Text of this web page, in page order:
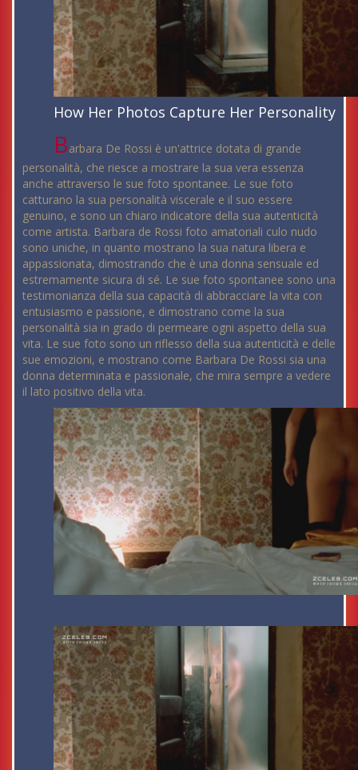
How Her Photos Capture Her Personality
Barbara De Rossi è un'attrice dotata di grande
personalità, che riesce a mostrare la sua vera essenza
anche attraverso le sue foto spontanee. Le sue foto
catturano la sua personalità viscerale e il suo essere
genuino, e sono un chiaro indicatore della sua autenticità
come artista. Barbara de Rossi foto amatoriali culo nudo
sono uniche, in quanto mostrano la sua natura libera e
appassionata, dimostrando che è una donna sensuale ed
estremamente sicura di sé. Le sue foto spontanee sono una
testimonianza della sua capacità di abbracciare la vita con
entusiasmo e passione, e dimostrano come la sua
personalità sia in grado di permeare ogni aspetto della sua
vita. Le sue foto sono un riflesso della sua autenticità e delle
sue emozioni, e mostrano come Barbara De Rossi sia una
donna determinata e passionale, che mira sempre a vedere
il lato positivo della vita.